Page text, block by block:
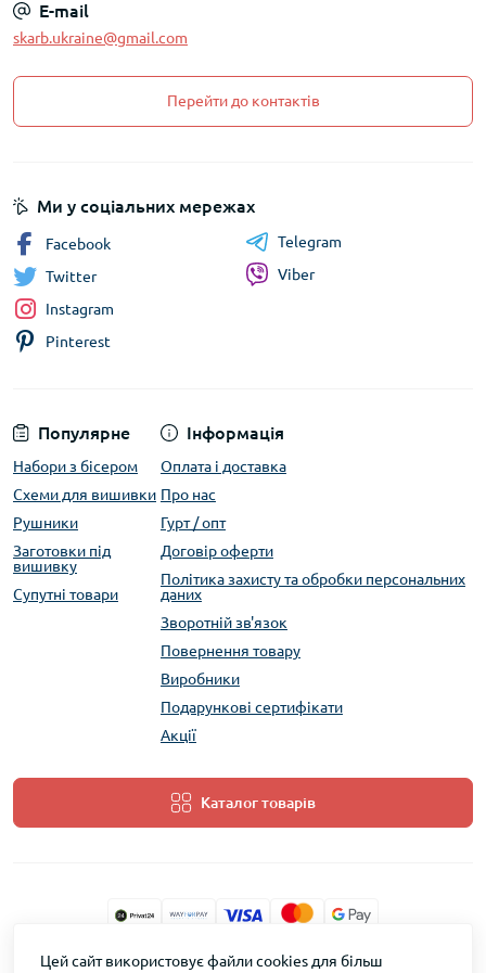
E-mail
skarb.ukraine@gmail.com
Перейти до контактів
Популярне
Набори з бісером
Схеми для вишивки
Рушники
Заготовки під
вишивку
Супутні товари
Інформація
Оплата і доставка
Про нас
Гурт / опт
Договір оферти
Політика захисту та обробки персональних
даних
Зворотній зв'язок
Повернення товару
Виробники
Подарункові сертифікати
Акції
Каталог товарів
Ми у соціальних мережах
Facebook
Twitter
Instagram
Pinterest
Telegram
Viber
ТМ Скарб © 2026
Цей сайт використовує файли cookies для більш